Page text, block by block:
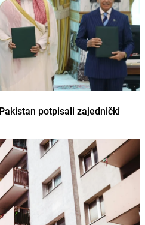
potpisali zajednički